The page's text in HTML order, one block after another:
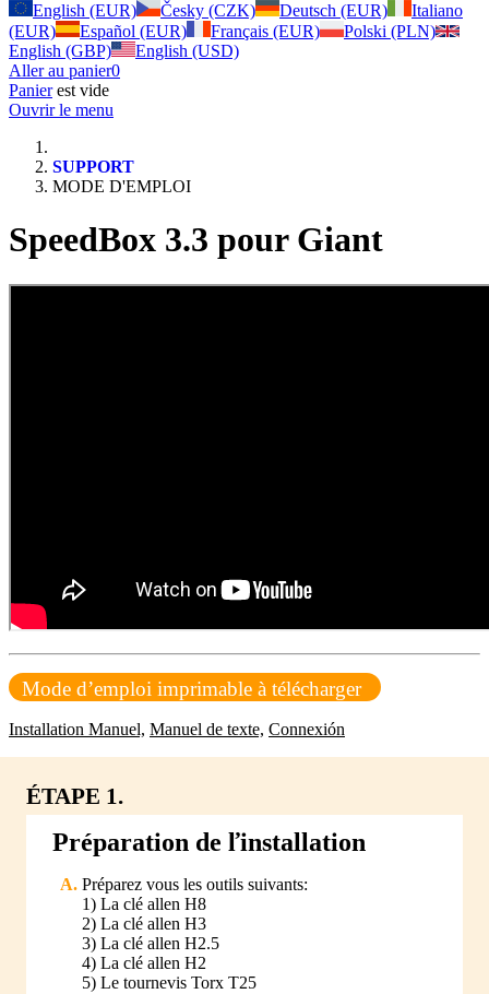
English (EUR)
Česky (CZK) Deutsch (EUR)
Italiano
(EUR)
Español (EUR) Français (EUR)
Polski (PLN)
English (GBP)
English (USD)
Aller au panier0
Panierest vide
Ouvrir le menu
SUPPORT
MODE D'EMPLOI
SpeedBox 3.3 pour Giant
Mode d’emploi imprimable à télécharger
Installation Manuel, Manuel de texte, Connexión
ÉTAPE 1.
Préparation de ľinstallation
Préparez vous les outils suivants:
1) La clé allen H8
2) La clé allen H3
3) La clé allen H2.5
4) La clé allen H2
5) Le tournevis Torx T25